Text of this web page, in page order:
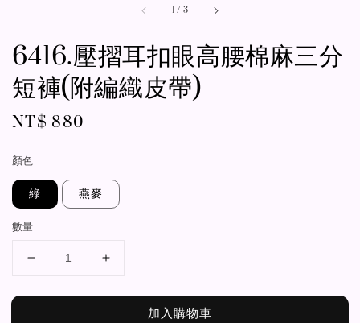
1 / 3
6416.壓摺耳扣眼高腰棉麻三分
短褲(附編織皮帶)
Regular
NT$ 880
顏色
綠 燕麥
數量
加入購物車